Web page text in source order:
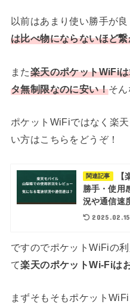
以前はあまり使い勝手が
は比べ物にならないほど
また楽天のポケットWiFi
タ無制限なのに安い！そ
ポケットWiFiではなく楽
い方はこちらをどうぞ！
関連記事
勝手・使用
況や通信速
2025.02.15
ですのでポケットWiFiの
て楽天のポケットWi-Fiは
まずそもそもポケット